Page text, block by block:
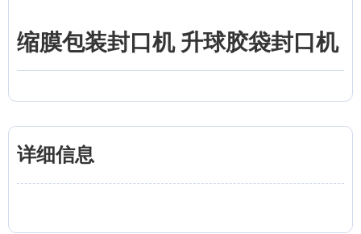
缩膜包装封口机 升球胶袋封口机
详细信息